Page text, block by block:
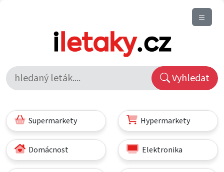
Vyhledat
Supermarkety Hypermarkety
Domácnost Elektronika